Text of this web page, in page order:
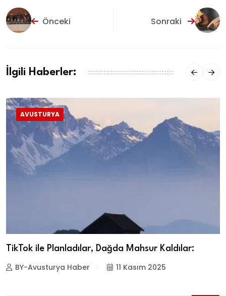
Önceki Sonraki
İlgili Haberler:
AVUSTURYA
TikTok ile Planladılar, Dağda Mahsur Kaldılar:
BY-Avusturya Haber 11 Kasım 2025